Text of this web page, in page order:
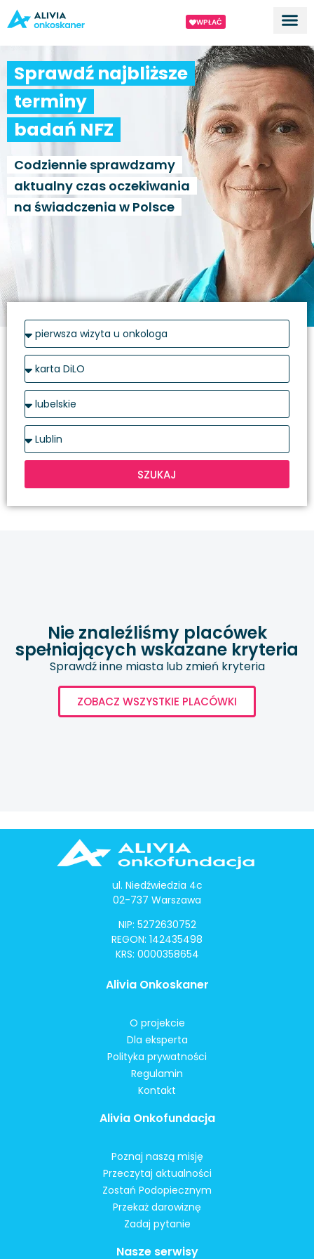
WPŁAĆ
Sprawdź najbliższe
terminy
badań NFZ
Codziennie sprawdzamy
aktualny czas oczekiwania
na świadczenia w Polsce
SZUKAJ
Nie znaleźliśmy placówek
spełniających wskazane kryteria
Sprawdź inne miasta lub zmień kryteria
ZOBACZ WSZYSTKIE PLACÓWKI
ul. Niedźwiedzia 4c
02-737 Warszawa
NIP: 5272630752
REGON: 142435498
KRS: 0000358654
Alivia Onkoskaner
O projekcie
Dla eksperta
Polityka prywatności
Regulamin
Kontakt
Alivia Onkofundacja
Poznaj naszą misję
Przeczytaj aktualności
Zostań Podopiecznym
Przekaż darowiznę
Zadaj pytanie
Nasze serwisy